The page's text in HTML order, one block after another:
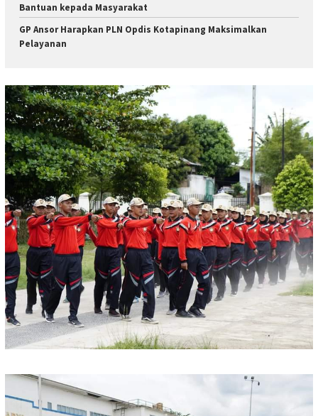
Bantuan kepada Masyarakat
GP Ansor Harapkan PLN Opdis Kotapinang Maksimalkan
Pelayanan